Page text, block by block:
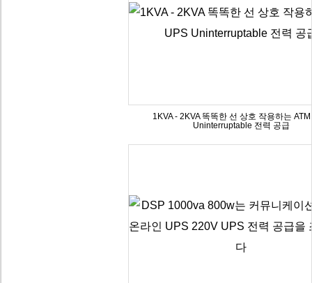
1KVA - 2KVA 똑똑한 선 상호 작용하는
Uninterruptable 전력 공급